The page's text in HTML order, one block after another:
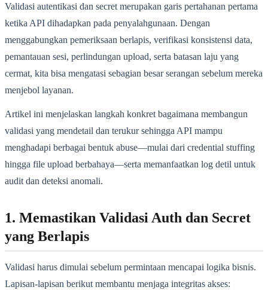
Validasi autentikasi dan secret merupakan garis pertahanan pertama
ketika API dihadapkan pada penyalahgunaan. Dengan
menggabungkan pemeriksaan berlapis, verifikasi konsistensi data,
pemantauan sesi, perlindungan upload, serta batasan laju yang
cermat, kita bisa mengatasi sebagian besar serangan sebelum mereka
menjebol layanan.
Artikel ini menjelaskan langkah konkret bagaimana membangun
validasi yang mendetail dan terukur sehingga API mampu
menghadapi berbagai bentuk abuse—mulai dari credential stuffing
hingga file upload berbahaya—serta memanfaatkan log detil untuk
audit dan deteksi anomali.
1. Memastikan Validasi Auth dan Secret
yang Berlapis
Validasi harus dimulai sebelum permintaan mencapai logika bisnis.
Lapisan-lapisan berikut membantu menjaga integritas akses: